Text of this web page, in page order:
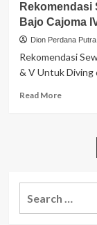
Kapal
Phinisi
“Maipa
Deapati”
Real
Diving
–
Rekomendasi
Bajo Cajoma
Dion Perdana Putra
Rekomendasi
& V Untuk Diving
Read MoreRead
Phinisi
Labuan
Bajo